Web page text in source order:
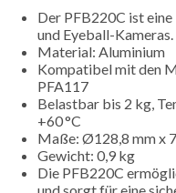
Der PFB220C ist
und Eyeball-Kameras.
Material: Aluminium
Kompatibel mit den
PFA117
Belastbar bis 2 kg,
+60 °C
Maße: Ø128,8 mm x
Gewicht: 0,9 kg
Die PFB220C